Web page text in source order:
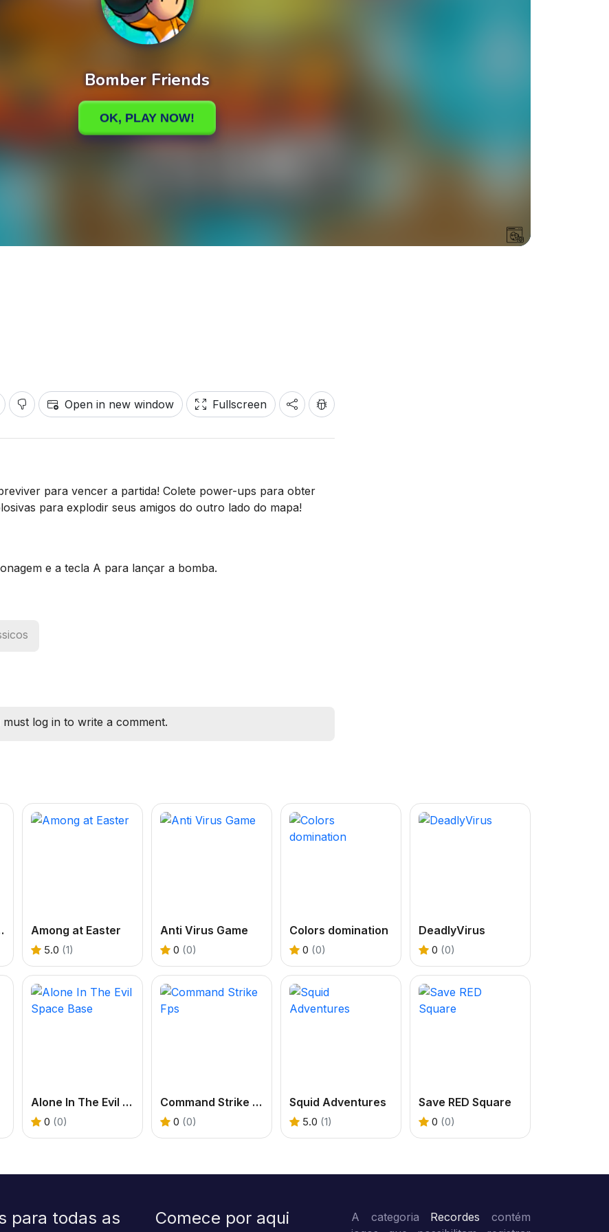
Open in new window Fullscreen
para vencer a partida! Colete power-ups para obter
para explodir seus amigos do outro lado do mapa!
e a tecla A para lançar a bomba.
must log in to write a comment.
Among at Easter
5.0 (1)
Anti Virus Game
0 (0)
Colors domination
0 (0)
DeadlyVirus
0 (0)
Alone In The Evil Space Base
0 (0)
Command Strike Fps
0 (0)
Squid Adventures
5.0 (1)
Save RED Square
0 (0)
para todas as
Comece por aqui A categoria Recordes contém